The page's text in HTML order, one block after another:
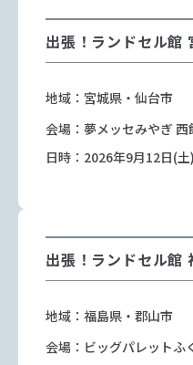
出張！ランドセル館
地域：宮城県・仙台市
会場：夢メッセみやぎ 西
日時：2026年9月12日(
出張！ランドセル館
地域：福島県・郡山市
会場：ビッグパレットふ